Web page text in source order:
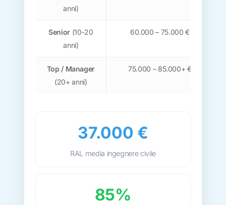
anni)
Senior (10-20
anni)
60.000 – 75.000 €
Top / Manager
(20+ anni)
75.000 – 85.000+ €
37.000 €
RAL media ingegnere civile
85%